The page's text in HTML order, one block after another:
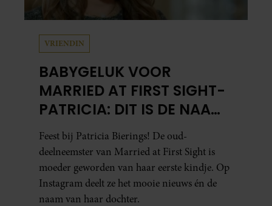
VRIENDIN
BABYGELUK VOOR
MARRIED AT FIRST SIGHT-
PATRICIA: DIT IS DE NAAM
VAN HAAR DOCHTER
Feest bij Patricia Bierings! De oud-
deelneemster van Married at First Sight is
moeder geworden van haar eerste kindje. Op
Instagram deelt ze het mooie nieuws én de
naam van haar dochter.